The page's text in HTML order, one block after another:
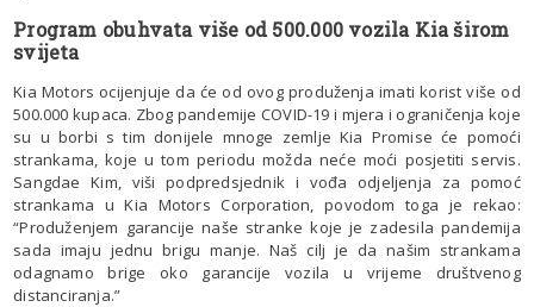
Program obuhvata više od 500.000 vozila Kia širom
svijeta
Kia Motors ocijenjuje da će od ovog produženja imati korist više od
500.000 kupaca. Zbog pandemije COVID-19 i mjera i ograničenja koje
su u borbi s tim donijele mnoge zemlje Kia Promise će pomoći
strankama, koje u tom periodu možda neće moći posjetiti servis.
Sangdae Kim, viši podpredsjednik i vođa odjeljenja za pomoć
strankama u Kia Motors Corporation, povodom toga je rekao:
“Produženjem garancije naše stranke koje je zadesila pandemija
sada imaju jednu brigu manje. Naš cilj je da našim strankama
odagnamo brige oko garancije vozila u vrijeme društvenog
distanciranja.”